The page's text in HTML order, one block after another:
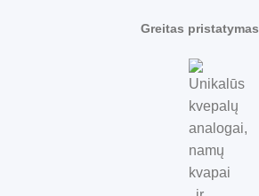
Greitas pristatymas